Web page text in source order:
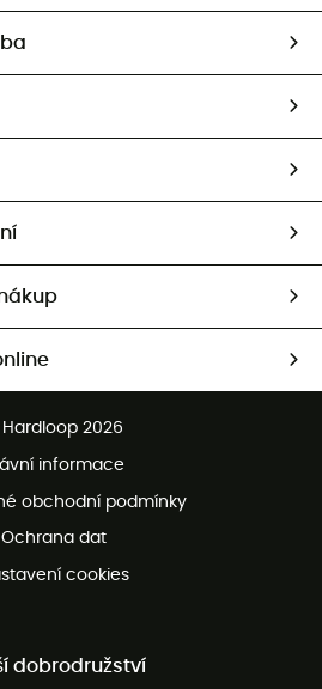
2026
informace
obchodní podmínky
Ochrana dat
cookies
dobrodružství